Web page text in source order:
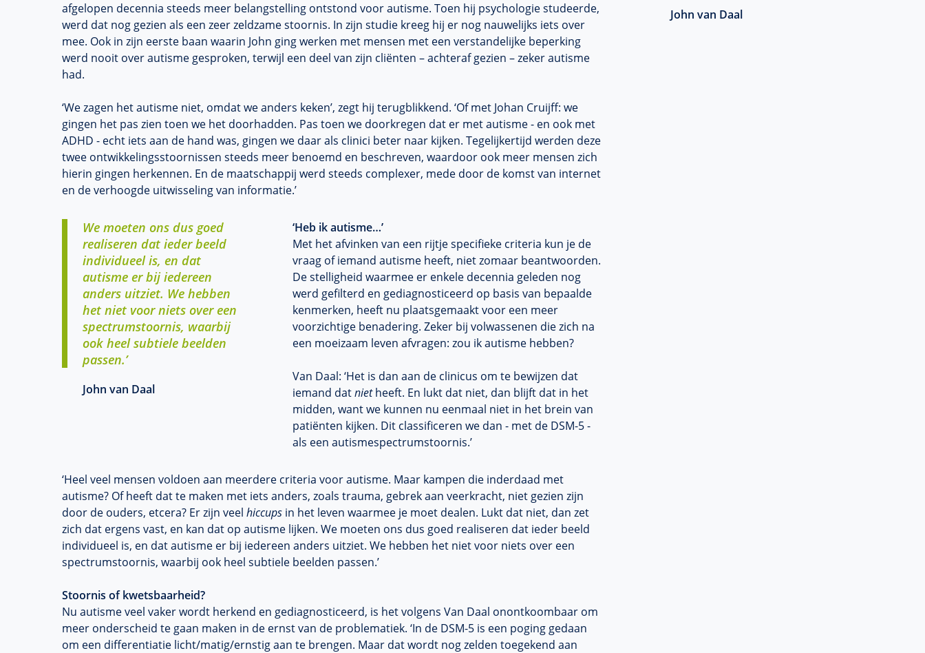
John van Daal
afgelopen decennia steeds meer belangstelling ontstond voor autisme. Toen hij psychologie studeerde,
werd dat nog gezien als een zeer zeldzame stoornis. In zijn studie kreeg hij er nog nauwelijks iets over
mee. Ook in zijn eerste baan waarin John ging werken met mensen met een verstandelijke beperking
werd nooit over autisme gesproken, terwijl een deel van zijn cliënten – achteraf gezien – zeker autisme
had.
‘We zagen het autisme niet, omdat we anders keken’, zegt hij terugblikkend. ‘Of met Johan Cruijff: we
gingen het pas zien toen we het doorhadden. Pas toen we doorkregen dat er met autisme - en ook met
ADHD - echt iets aan de hand was, gingen we daar als clinici beter naar kijken. Tegelijkertijd werden deze
twee ontwikkelingsstoornissen steeds meer benoemd en beschreven, waardoor ook meer mensen zich
hierin gingen herkennen. En de maatschappij werd steeds complexer, mede door de komst van internet
en de verhoogde uitwisseling van informatie.’
We moeten ons dus goed
realiseren dat ieder beeld
individueel is, en dat
autisme er bij iedereen
anders uitziet. We hebben
het niet voor niets over een
spectrumstoornis, waarbij
ook heel subtiele beelden
passen.’
John van Daal
‘Heb ik autisme…’
Met het afvinken van een rijtje specifieke criteria kun je de
vraag of iemand autisme heeft, niet zomaar beantwoorden.
De stelligheid waarmee er enkele decennia geleden nog
werd gefilterd en gediagnosticeerd op basis van bepaalde
kenmerken, heeft nu plaatsgemaakt voor een meer
voorzichtige benadering. Zeker bij volwassenen die zich na
een moeizaam leven afvragen: zou ik autisme hebben?
Van Daal: ‘Het is dan aan de clinicus om te bewijzen dat
iemand datnietheeft. En lukt dat niet, dan blijft dat in het
midden, want we kunnen nu eenmaal niet in het brein van
patiënten kijken. Dit classificeren we dan - met de DSM-5 -
als een autismespectrumstoornis.’
‘Heel veel mensen voldoen aan meerdere criteria voor autisme. Maar kampen die inderdaad met
autisme? Of heeft dat te maken met iets anders, zoals trauma, gebrek aan veerkracht, niet gezien zijn
door de ouders, etcera? Er zijn veel hiccups in het leven waarmee je moet dealen. Lukt dat niet, dan zet
zich dat ergens vast, en kan dat op autisme lijken. We moeten ons dus goed realiseren dat ieder beeld
individueel is, en dat autisme er bij iedereen anders uitziet. We hebben het niet voor niets over een
spectrumstoornis, waarbij ook heel subtiele beelden passen.’
Stoornis of kwetsbaarheid?
Nu autisme veel vaker wordt herkend en gediagnosticeerd, is het volgens Van Daal onontkoombaar om
meer onderscheid te gaan maken in de ernst van de problematiek. ‘In de DSM-5 is een poging gedaan
om een differentiatie licht/matig/ernstig aan te brengen. Maar dat wordt nog zelden toegekend aan